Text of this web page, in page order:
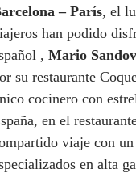
– París, el
han podido
, Mario
su restaurante
cocinero con
en el
viaje con
en alta